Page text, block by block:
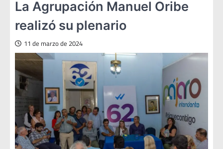
La Agrupación Manuel Oribe
realizó su plenario
11 de marzo de 2024